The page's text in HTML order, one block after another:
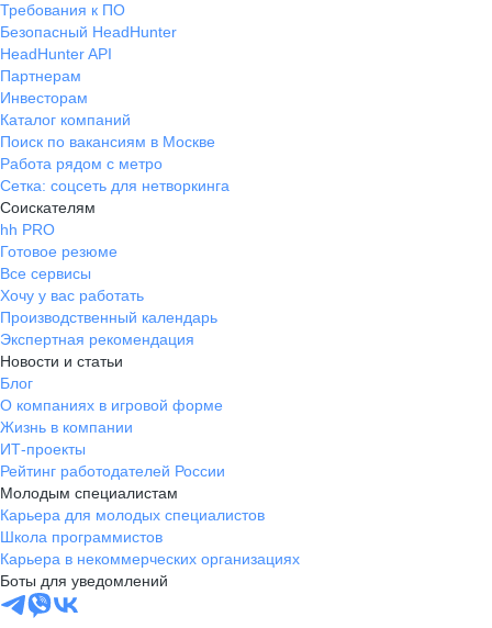
Требования к ПО
Безопасный HeadHunter
HeadHunter API
Партнерам
Инвесторам
Каталог компаний
Поиск по вакансиям в Москве
Работа рядом с метро
Сетка: соцсеть для нетворкинга
Соискателям
hh PRO
Готовое резюме
Все сервисы
Хочу у вас работать
Производственный календарь
Экспертная рекомендация
Новости и статьи
Блог
О компаниях в игровой форме
Жизнь в компании
ИТ-проекты
Рейтинг работодателей России
Молодым специалистам
Карьера для молодых специалистов
Школа программистов
Карьера в некоммерческих организациях
Боты для уведомлений